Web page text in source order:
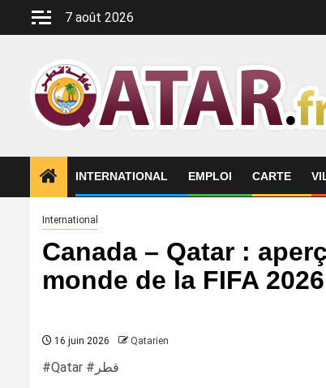
7 août 2026
INTERNATIONAL EMPLOI CARTE
International
Canada – Qatar :
monde de la FIFA
16 juin 2026 Qatarien
#Qatar #قطر